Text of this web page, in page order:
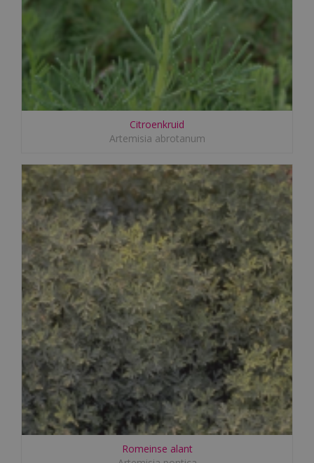
Citroenkruid
Artemisia abrotanum
Romeinse alant